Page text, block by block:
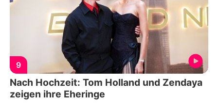
9
Nach Hochzeit: Tom Holland und Zendaya
zeigen ihre Eheringe